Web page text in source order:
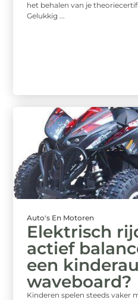
het behalen van je
Gelukkig ...
Auto's En Motoren
Elektrisch
actief
een
waveboard?
Kinderen spelen steeds vaker